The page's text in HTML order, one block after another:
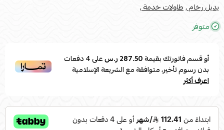
بديل رخام ,طاولات خدمة ,
متوفر
أو قسم فاتورتك بقيمة287.50 ر.س على4دفعات
بدون رسوم تأخير، متوافقة مع الشريعة الإسلامية
اعرف أكثر